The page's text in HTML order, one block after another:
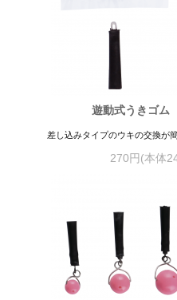
遊動式うきゴ
差し込みタイプのウキの交換が
270円(本体